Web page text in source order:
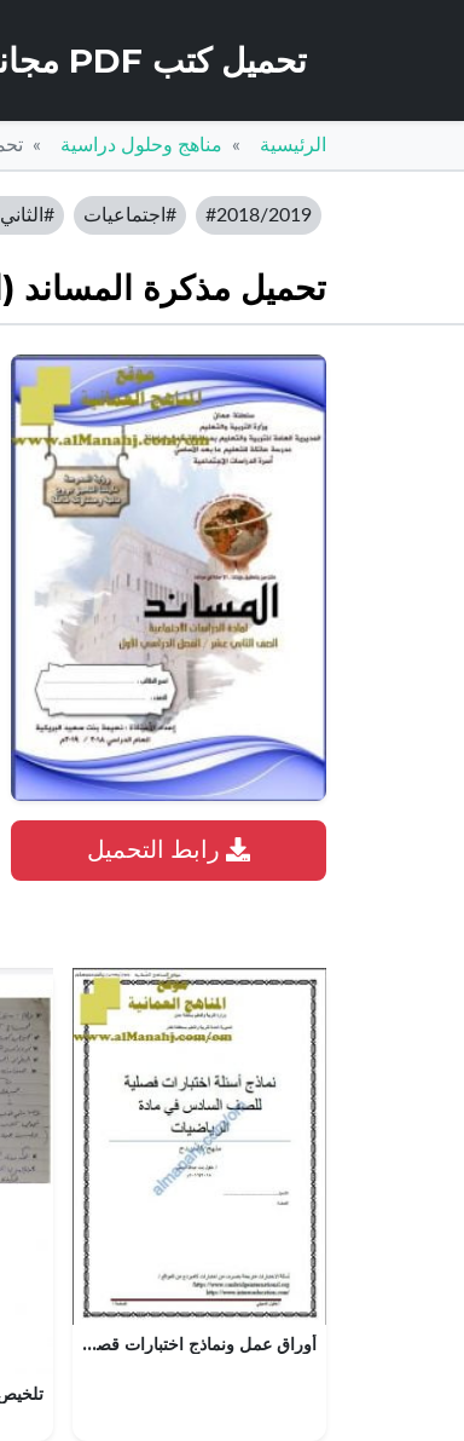
تحميل كتب PDF مجانا – كتب كو
الرئيسية مناهج وحلول دراسية
#2018/2019 #اجتماعيات
تحميل مذكرة المساند
أوراق عمل ونماذج اختبارات قصيرة 1 (منهج كامبردج) (رياضيات) السادس